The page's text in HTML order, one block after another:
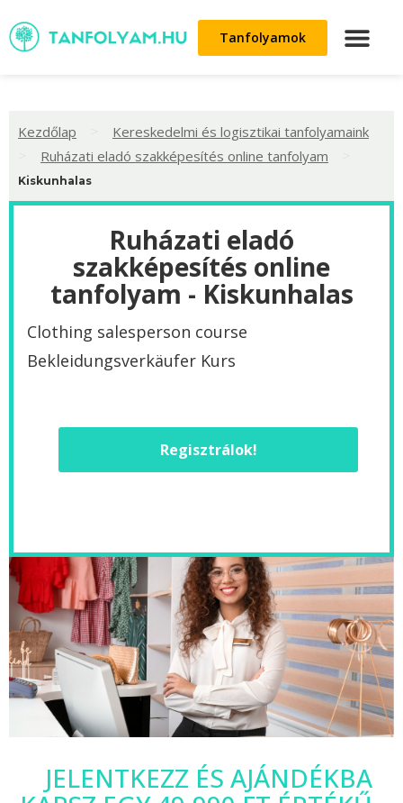
Tanfolyamok
Kezdőlap Kereskedelmi és logisztikai tanfolyamaink
Ruházati eladó szakképesítés online tanfolyam
Kiskunhalas
Ruházati eladó
szakképesítés online
tanfolyam - Kiskunhalas
Clothing salesperson course
Bekleidungsverkäufer Kurs
Regisztrálok!
JELENTKEZZ ÉS AJÁNDÉKBA